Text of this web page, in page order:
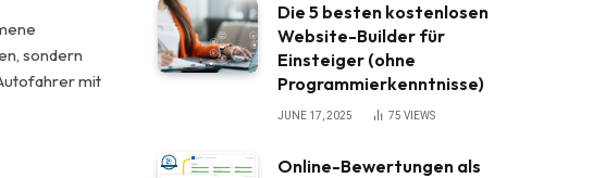
sondern
mit
Die 5 besten kostenlosen
Website-Builder für
Einsteiger (ohne
Programmierkenntnisse)
JUNE 17, 2025 75 VIEWS
Online-Bewertungen als